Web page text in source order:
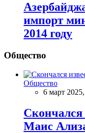
импорт
2014 году
Общество
Общество
6 март
Маис